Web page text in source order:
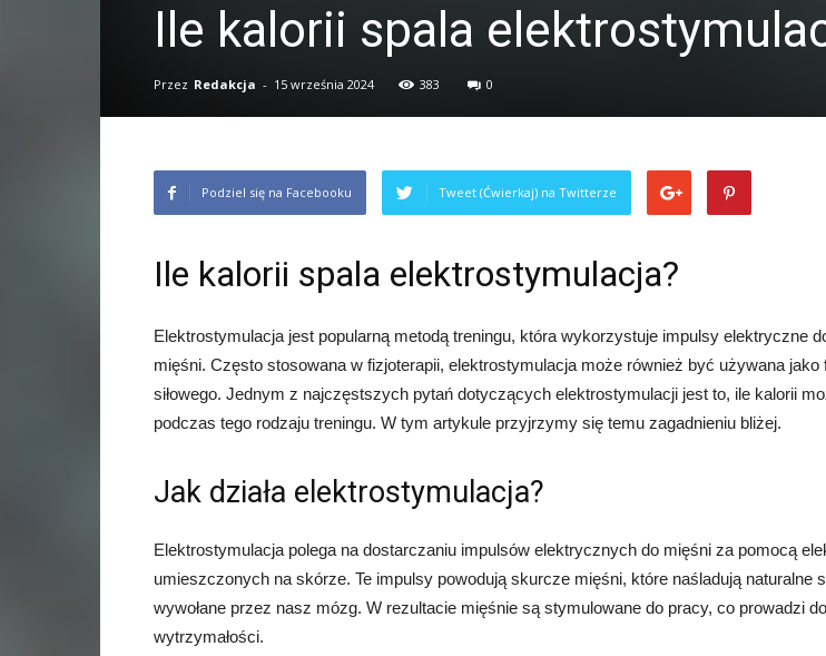
Ile kalorii spala
Przez Redakcja - 15 września 2024 383 0
Podziel się na Facebooku Tweet (Ćwierkaj) na Twitterze
Ile kalorii spala elektrostymulacja?
Elektrostymulacja jest popularną metodą treningu, która wykorzystuje impulsy elektryczne
mięśni. Często stosowana w fizjoterapii, elektrostymulacja może również być używana jako
siłowego. Jednym z najczęstszych pytań dotyczących elektrostymulacji jest to, ile kalorii
podczas tego rodzaju treningu. W tym artykule przyjrzymy się temu zagadnieniu bliżej.
Jak działa elektrostymulacja?
Elektrostymulacja polega na dostarczaniu impulsów elektrycznych do mięśni za pomocą
umieszczonych na skórze. Te impulsy powodują skurcze mięśni, które naśladują naturalne
wywołane przez nasz mózg. W rezultacie mięśnie są stymulowane do pracy, co prowadzi
wytrzymałości.